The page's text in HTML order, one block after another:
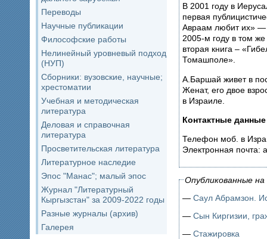
Переводы
Научные публикации
Философские работы
Нелинейный уровневый подход
(НУП)
Сборники: вузовские, научные;
хрестоматии
Учебная и методическая
литература
Деловая и справочная
литература
Просветительская литература
Литературное наследие
Эпос "Манас"; малый эпос
Журнал "Литературный
Кыргызстан" за 2009-2022 годы
Разные журналы (архив)
Галерея
В 2001 году в
первая
Авраам любит их» —
2005-м году в том
вторая книга –
Томашполе».
А.Баршай живет в
Женат, его двое
в Израиле.
Контактные данные
Телефон моб. в
Электронная почта:
Опубликованные
— Саул Абрамзон.
— Сын Киргизии,
— Стажировка